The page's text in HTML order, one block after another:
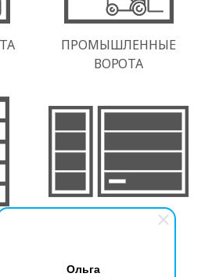
Ольга